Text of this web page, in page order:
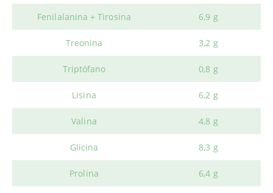
Fenilalanina + Tirosina 6,9 g
Treonina 3,2 g
Triptófano 0,8 g
Lisina 6,2 g
Valina 4,8 g
Glicina 8,3 g
Prolina 6,4 g